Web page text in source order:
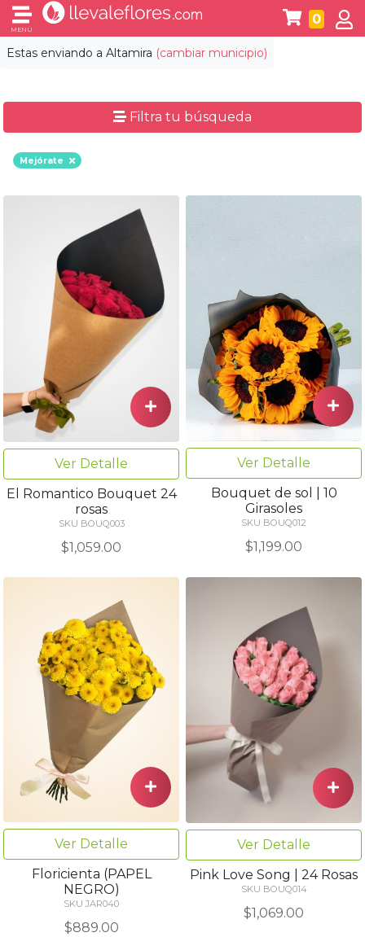
Estas enviando a Altamira (cambiar municipio)
MENÚ
0
Filtra tu búsqueda
Mejórate
Ver Detalle
El Romantico Bouquet 24
rosas
SKU BOUQ003
$1,059.00
Ver Detalle
Bouquet de sol | 10
Girasoles
SKU BOUQ012
$1,199.00
Ver Detalle
Floricienta (PAPEL
NEGRO)
SKU JAR040
$889.00
Ver Detalle
Pink Love Song | 24 Rosas
SKU BOUQ014
$1,069.00